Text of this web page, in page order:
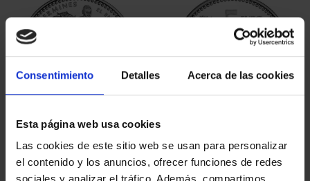
Consentimiento Detalles Acerca de las cookies
Esta página web usa cookies
Las cookies de este sitio web se usan para personalizar
el contenido y los anuncios, ofrecer funciones de redes
CAPITALES ESPAÑOLAS
- PAMPLONA
73,00 €
- ALICANTE
73,00 €